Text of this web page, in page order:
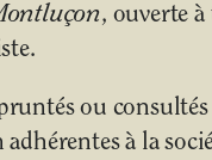
, ouverte à
ou
à la